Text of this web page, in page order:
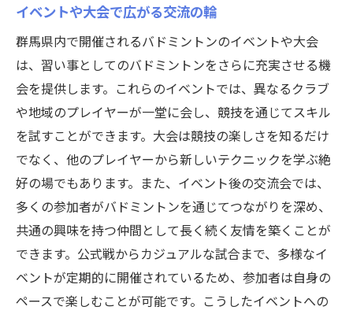
イベントや大会で広がる交流の輪
群馬県内で開催されるバドミントンのイベントや大会
は、習い事としてのバドミントンをさらに充実させる機
会を提供します。これらのイベントでは、異なるクラブ
や地域のプレイヤーが一堂に会し、競技を通じてスキル
を試すことができます。大会は競技の楽しさを知るだけ
でなく、他のプレイヤーから新しいテクニックを学ぶ絶
好の場でもあります。また、イベント後の交流会では、
多くの参加者がバドミントンを通じてつながりを深め、
共通の興味を持つ仲間として長く続く友情を築くことが
できます。公式戦からカジュアルな試合まで、多様なイ
ベントが定期的に開催されているため、参加者は自身の
ペースで楽しむことが可能です。こうしたイベントへの